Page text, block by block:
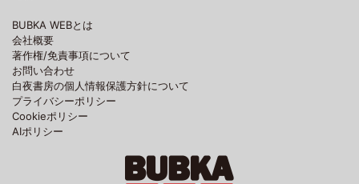
BUBKA WEBとは
会社概要
著作権/免責事項について
お問い合わせ
白夜書房の個人情報保護方針について
プライバシーポリシー
Cookieポリシー
AIポリシー